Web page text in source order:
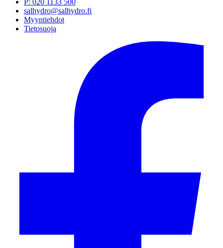
P: 020 1133 500
salhydro@salhydro.fi
Myyntiehdot
Tietosuoja